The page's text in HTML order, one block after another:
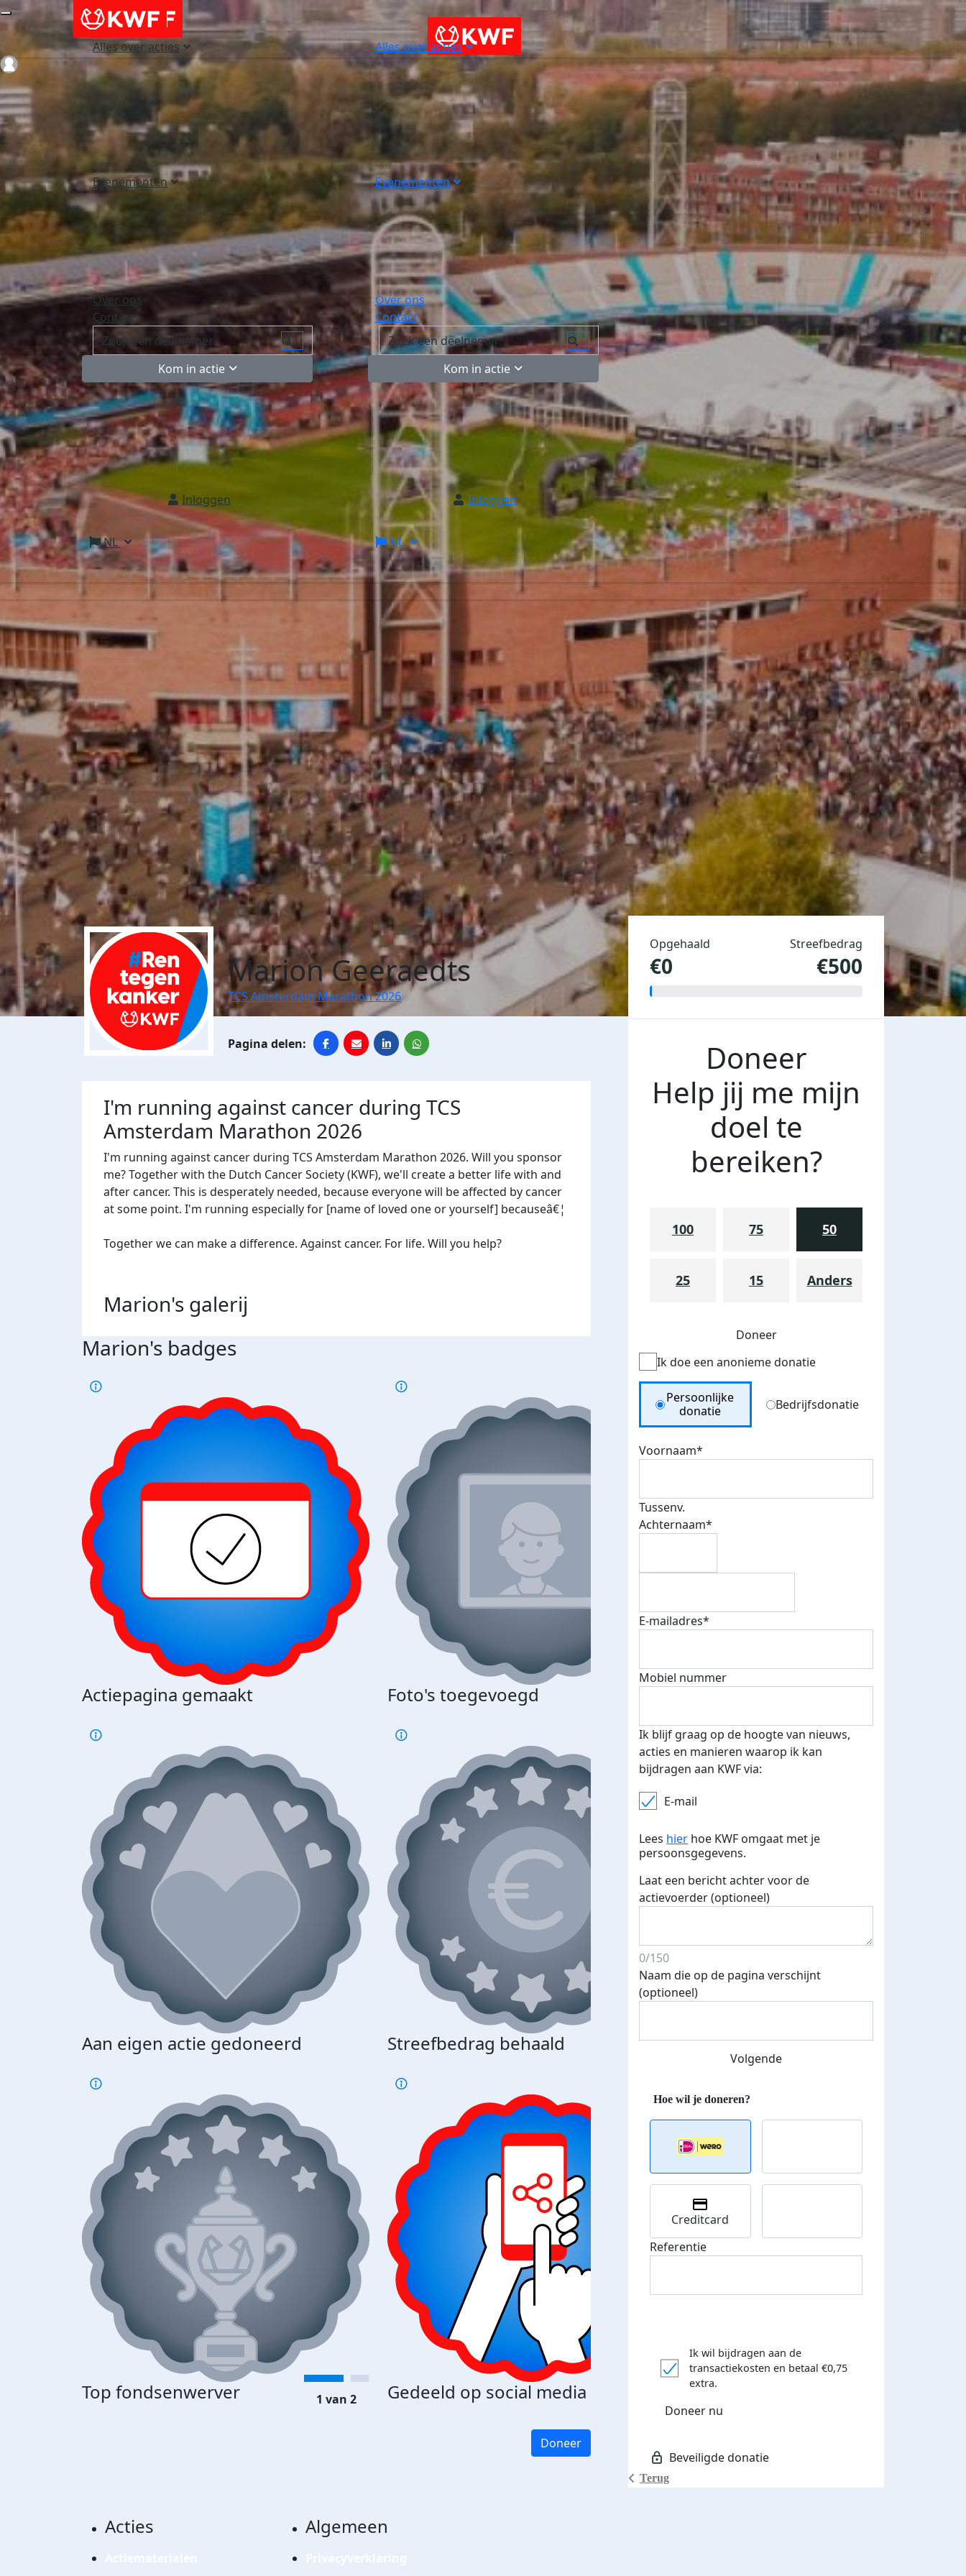
Alles over acties
Evenementen
Over ons
Contact
Kom in actie
Inloggen
NL
Alles over acties
Evenementen
Over ons
Contact
Kom in actie
Inloggen
NL
Login
Marion Geeraedts
TCS Amsterdam Marathon 2026
I'm running against cancer during TCS
Amsterdam Marathon 2026
I'm running against cancer during TCS Amsterdam Marathon 2026. Will you sponsor
me? Together with the Dutch Cancer Society (KWF), we'll create a better life with and
after cancer. This is desperately needed, because everyone will be affected by cancer
at some point. I'm running especially for [name of loved one or yourself] becauseâ€¦
Together we can make a difference. Against cancer. For life. Will you help?
Marion's galerij
Marion's badges
Actiepagina gemaakt Foto's toegevoegd E-mails verstuurd
Aan eigen actie gedoneerd Streefbedrag behaald Streefbedrag verhoogd
Top fondsenwerver Gedeeld op social media Donateurs bedankt
€500 euro opgehaald: t-shirt
1 van 2
Doneer
Opgehaald
€0
Streefbedrag
€500
Doneer
Help jij me mijn
doel te
bereiken?
100 75 50
25 15 Anders
Doneer
Ik doe een anonieme donatie
Donation Type
Persoonlijke
donatie
Bedrijfsdonatie
Voornaam*
Tussenv.
Achternaam*
E-mailadres*
Mobiel nummer
Ik blijf graag op de hoogte van nieuws,
acties en manieren waarop ik kan
bijdragen aan KWF via:
E-mail
Lees hier hoe KWF omgaat met je
persoonsgegevens.
Laat een bericht achter voor de
actievoerder (optioneel)
0/150
Naam die op de pagina verschijnt
(optioneel)
Volgende
Terug
Creditcard
Referentie
Ik wil bijdragen aan de
transactiekosten en betaal €0,75
extra.
Doneer nu
Acties Algemeen